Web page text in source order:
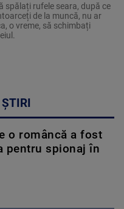
spălați rufele seara, după ce
de la muncă, nu ar
o vreme, să schimbați
o româncă a fost
pentru spionaj în